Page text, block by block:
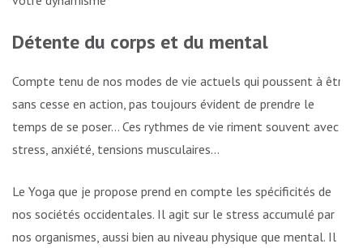
Détente du corps et du mental
Compte tenu de nos modes de vie actuels qui poussent à être
sans cesse en action, pas toujours évident de prendre le
temps de se poser… Ces rythmes de vie riment souvent avec
stress, anxiété, tensions musculaires…
Le Yoga que je propose prend en compte les spécificités de
nos sociétés occidentales. Il agit sur le stress accumulé par
nos organismes, aussi bien au niveau physique que mental. Il